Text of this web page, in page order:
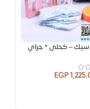
– كحلى * جراي
EGP